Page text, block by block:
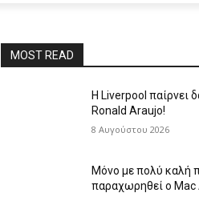
MOST READ
Η Liverpool παίρνει
Ronald Araujo!
8 Αυγούστου 2026
Μόνο με πολύ καλή
παραχωρηθεί ο Mac